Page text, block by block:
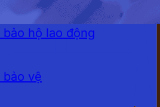
hộ lao động
vệ